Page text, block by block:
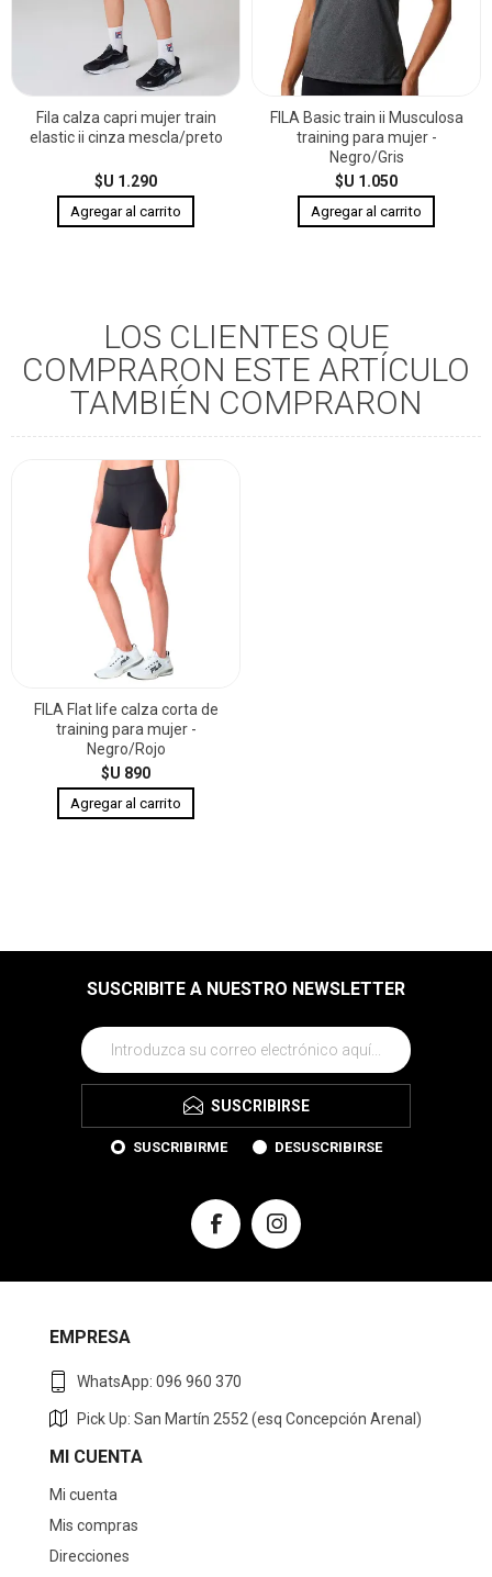
Fila calza capri mujer train
elastic ii cinza mescla/preto
$U 1.290
FILA Basic train ii Musculosa
training para mujer -
Negro/Gris
$U 1.050
LOS CLIENTES QUE
COMPRARON ESTE ARTÍCULO
TAMBIÉN COMPRARON
FILA Flat life calza corta de
training para mujer -
Negro/Rojo
$U 890
SUSCRIBITE A NUESTRO NEWSLETTER
SUSCRIBIRSE
SUSCRIBIRME DESUSCRIBIRSE
EMPRESA
WhatsApp: 096 960 370
Pick Up: San Martín 2552 (esq Concepción Arenal)
MI CUENTA
Mi cuenta
Mis compras
Direcciones